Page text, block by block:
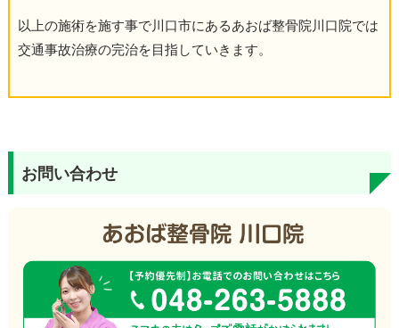
以上の施術を施す事で川口市にあるあおば整骨院川口院では
交通事故治療の完治を目指していきます。
お問い合わせ